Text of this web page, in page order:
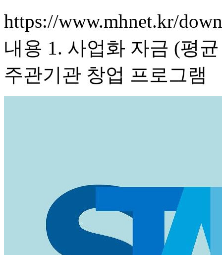
https://www.mhnet.kr/
내용 1. 사업화 자금 (평
주관기관 창업 프로그램